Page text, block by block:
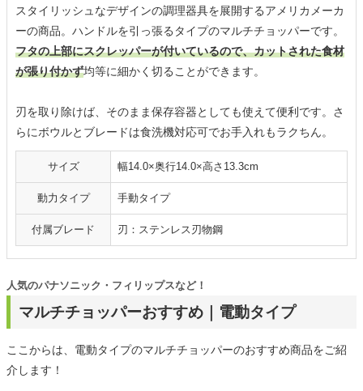
スタイリッシュなデザインの調理器具を展開するアメリカメーカ
ーの商品。ハンドルを引っ張るタイプのマルチチョッパーです。
フタの上部にスクレッパーが付いているので、カットされた食材
が張り付かず均等に細かく切ることができます。
刃を取り除けば、そのまま保存容器としても使えて便利です。さ
らにボウルとブレードは食洗機対応可でお手入れもラクちん。
サイズ 幅14.0×奥行14.0×高さ13.3cm
動力タイプ 手動タイプ
付属ブレード 刃：ステンレス刃物鋼
マルチチョッパーおすすめ｜電動タイプ
人気のパナソニック・フィリップスなど！
ここからは、電動タイプのマルチチョッパーのおすすめ商品をご紹
介します！